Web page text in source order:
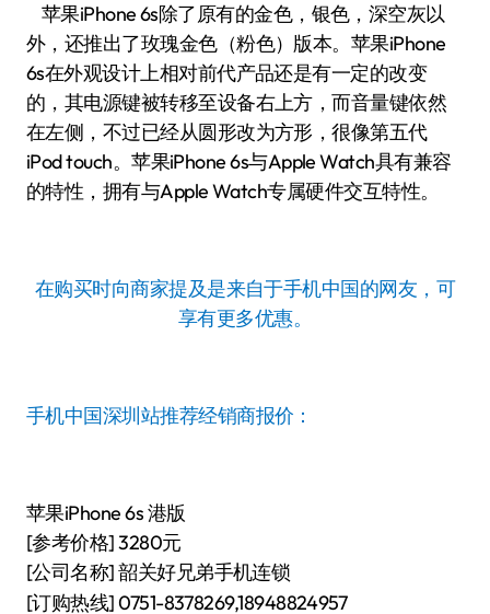
苹果iPhone 6s除了原有的金色，银色，深空灰以
外，还推出了玫瑰金色（粉色）版本。苹果iPhone
6s在外观设计上相对前代产品还是有一定的改变
的，其电源键被转移至设备右上方，而音量键依然
在左侧，不过已经从圆形改为方形，很像第五代
iPod touch。苹果iPhone 6s与Apple Watch具有兼容
的特性，拥有与Apple Watch专属硬件交互特性。
在购买时向商家提及是来自于手机中国的网友，可
享有更多优惠。
手机中国深圳站推荐经销商报价：
苹果iPhone 6s 港版
[参考价格] 3280元
[公司名称]韶关好兄弟手机连锁
[订购热线] 0751-8378269,18948824957